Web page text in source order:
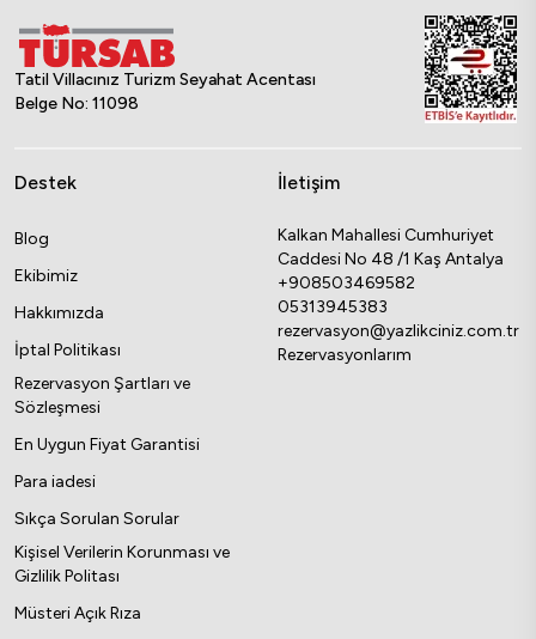
Tatil Villacınız Turizm Seyahat Acentası
Belge No: 11098
Destek
Blog
Ekibimiz
Hakkımızda
İptal Politikası
Rezervasyon Şartları ve
Sözleşmesi
En Uygun Fiyat Garantisi
Para iadesi
Sıkça Sorulan Sorular
Kişisel Verilerin Korunması ve
Gizlilik Politası
Müsteri Açık Rıza
İletişim
Kalkan Mahallesi Cumhuriyet
Caddesi No 48 /1 Kaş Antalya
+908503469582
05313945383
rezervasyon@yazlikciniz.com.tr
Rezervasyonlarım